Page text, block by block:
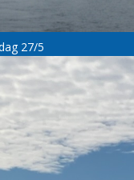
27/5